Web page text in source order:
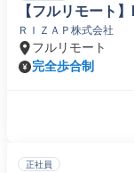
【フルリモート
ＲＩＺＡＰ株式会社
フルリモート
完全歩合制
正社員